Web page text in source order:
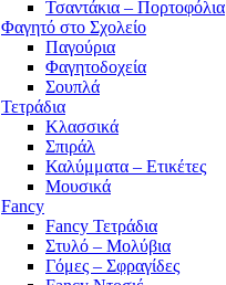
Τσαντάκια – Πορτοφόλια
Φαγητό στο Σχολείο
Παγούρια
Φαγητοδοχεία
Σουπλά
Τετράδια
Κλασσικά
Σπιράλ
Καλύμματα – Ετικέτες
Μουσικά
Fancy
Fancy Τετράδια
Στυλό – Μολύβια
Γόμες – Σφραγίδες